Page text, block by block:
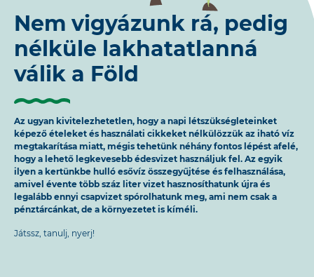
Nem vigyázunk rá, pedig
nélküle lakhatatlanná
válik a Föld
Az ugyan kivitelezhetetlen, hogy a napi létszükségleteinket
képező ételeket és használati cikkeket nélkülözzük az iható víz
megtakarítása miatt, mégis tehetünk néhány fontos lépést afelé,
hogy a lehető legkevesebb édesvizet használjuk fel. Az egyik
ilyen a kertünkbe hulló esővíz összegyűjtése és felhasználása,
amivel évente több száz liter vizet hasznosíthatunk újra és
legalább ennyi csapvizet spórolhatunk meg, ami nem csak a
pénztárcánkat, de a környezetet is kíméli.
Játssz, tanulj, nyerj!